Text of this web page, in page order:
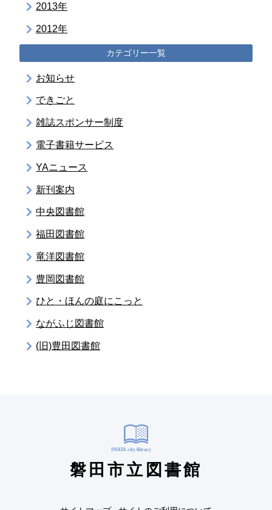
2013年
2012年
カテゴリー一覧
お知らせ
できごと
雑誌スポンサー制度
電子書籍サービス
YAニュース
新刊案内
中央図書館
福田図書館
竜洋図書館
豊岡図書館
ひと・ほんの庭にこっと
ながふじ図書館
(旧)豊田図書館
磐田市立図書館